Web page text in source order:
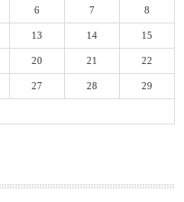
6 7 8
13 14 15
20 21 22
27 28 29